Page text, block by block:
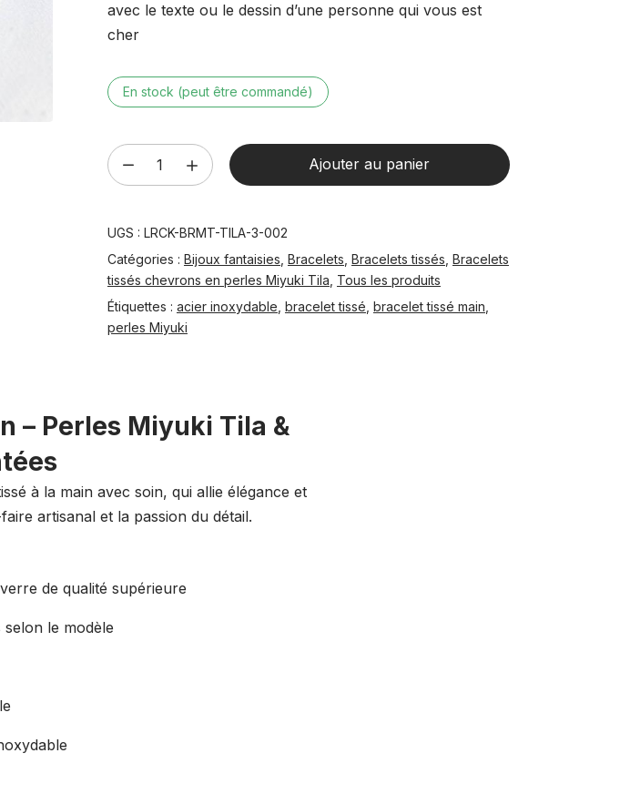
avec le texte ou le dessin d’une personne qui vous est
cher
En stock (peut être commandé)
quantité
de
tissé
à
la
main
–
Tila
triple
Ajouter au panier
UGS : LRCK-BRMT-TILA-3-002
Catégories : Bijoux fantaisies Bracelets Bracelets tissés Bracelets
tissés chevrons en perles Miyuki Tila Tous les produits
Étiquettes : acier inoxydable bracelet tissé bracelet tissé main
perles Miyuki
– Perles Miyuki Tila &
à la main avec soin, qui allie élégance et
artisanal et la passion du détail.
de qualité supérieure
le modèle